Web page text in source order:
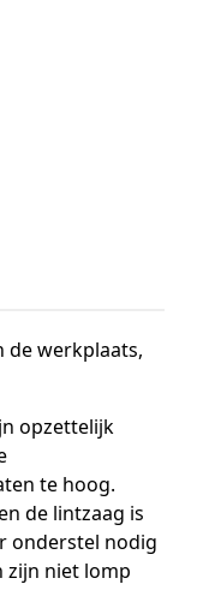
de werkplaats,
opzettelijk
te hoog.
de lintzaag is
onderstel nodig
zijn niet lomp